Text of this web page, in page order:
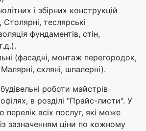
і збірних конструкцій
Столярні, теслярські
фундаментів, стін,
(фасадні, монтаж перегородок,
скляні, шпалерні).
роботи майстрів
в розділі "Прайс-листи". У
перелік всіх послуг, які може
зазначенням ціни по кожному